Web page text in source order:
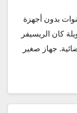
بدون أجهزة
طويلة كان الريسيفر
جهاز صغير